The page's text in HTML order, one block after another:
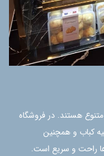
هستند. در فروشگاه
کباب و همچنین
راحت و سریع است.